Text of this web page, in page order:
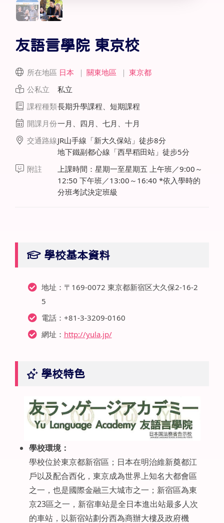
友語言學院 東京校
所在地區 日本 ｜ 關東地區 ｜ 東京都
公私立
私立
課程種類長期升學課程、短期課程
開課月份一月、四月、七月、十月
交通路線JR山手線「新大久保站」徒步8分
地下鐵副都心線「西早稻田站」徒步5分
附註
上課時間：星期一至星期五 上午班／9:00～
12:50 下午班／13:00～16:40 *依入學時的
分班考試決定班級
學校基本資料
地址：〒169-0072 東京都新宿区大久保2-16-2
5
電話：+81-3-3209-0160
網址： http://yula.jp/
學校特色
學校環境：
學校位於東京都新宿區；日本在明治維新奠都江
戶以及配合西化，東京成為世界上知名大都會區
之一，也是國際金融三大城市之一；新宿區為東
京23區之一，新宿車站是全日本進出站最多人次
的車站，以新宿站劃分西為商辦大樓及政府機